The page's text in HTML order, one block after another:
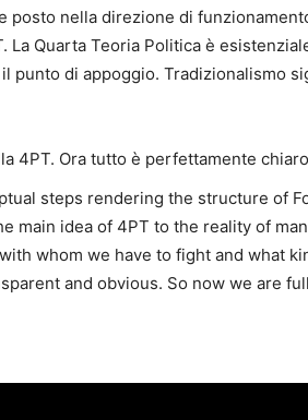
posto nella direzione di
Quarta Teoria Politica è
punto di appoggio. Tradizionalismo
4PT. Ora tutto è perfettamente
steps rendering the structure of
main idea of 4PT to the reality of
whom we have to fight and what
and obvious. So now we are